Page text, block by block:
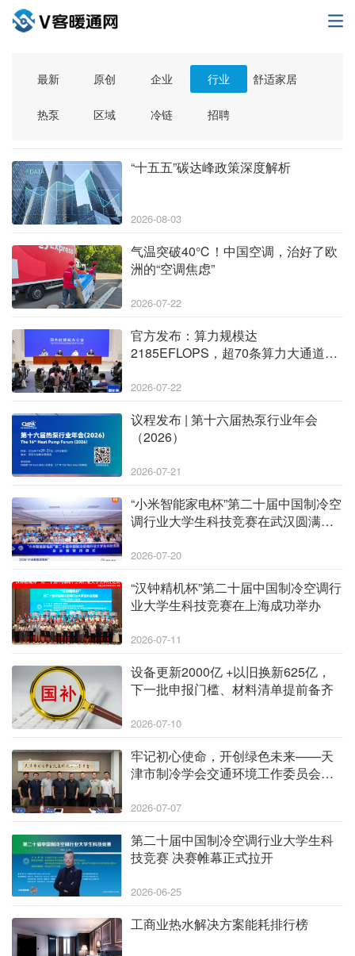
最新 原创 企业 行业 舒适家居
热泵 区域 冷链 招聘
“十五五”碳达峰政策深度解析
2026-08-03
气温突破40℃！中国空调，治好了欧
洲的“空调焦虑”
2026-07-22
官方发布：算力规模达
2185EFLOPS，超70条算力大通道，
2026-07-22
议程发布 | 第十六届热泵行业年会
（2026）
2026-07-21
“小米智能家电杯”第二十届中国制冷空
调行业大学生科技竞赛在武汉圆满落
2026-07-20
“汉钟精机杯”第二十届中国制冷空调行
业大学生科技竞赛在上海成功举办
2026-07-11
设备更新2000亿 +以旧换新625亿，
下一批申报门槛、材料清单提前备齐
2026-07-10
牢记初心使命，开创绿色未来——天
津市制冷学会交通环境工作委员会召
2026-07-07
第二十届中国制冷空调行业大学生科
技竞赛 决赛帷幕正式拉开
2026-06-25
工商业热水解决方案能耗排行榜